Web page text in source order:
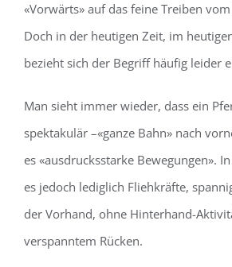
«Vorwärts» auf das feine Treiben
Doch in der heutigen Zeit, im
bezieht sich der Begriff häufig leider
Man sieht immer wieder, dass ein
spektakulär –«ganze Bahn» nach
es «ausdrucksstarke Bewegungen».
es jedoch lediglich Fliehkräfte,
der Vorhand, ohne Hinterhand-
verspanntem Rücken.